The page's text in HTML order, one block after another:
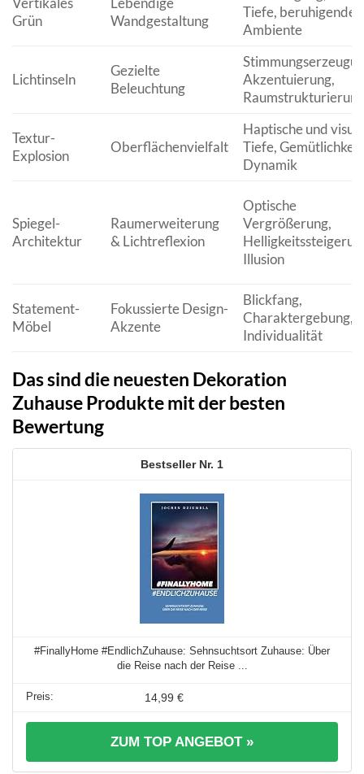
Grün
Wandgestaltung
Tiefe, beruhigendes
Ambiente
Lichtinseln
Gezielte
Beleuchtung
Akzentuierung,
Raumstrukturierung
Textur-
Explosion
Oberflächenvielfalt
Haptische und
Tiefe,
Dynamik
Spiegel-
Architektur
Raumerweiterung
& Lichtreflexion
Optische
Vergrößerung,
Illusion
Statement-
Möbel
Fokussierte Design-
Akzente
Blickfang,
Charaktergebung,
Individualität
Das sind die neuesten Dekoration
Zuhause Produkte mit der besten
Bewertung
1
#FinallyHome #EndlichZuhause: Sehnsuchtsort Zuhause: Über
die Reise nach der Reise ...
14,99 €
ZUM TOP ANGEBOT »